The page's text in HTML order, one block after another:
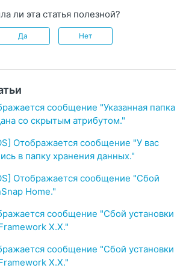
ли эта статья полезной?
Да Нет
сообщение "Указанная папка
со скрытым атрибутом."
Отображается сообщение "У вас
в папку хранения данных."
Отображается сообщение "Сбой
Home."
сообщение "Сбой установки
X.X."
сообщение "Сбой установки
X.X."